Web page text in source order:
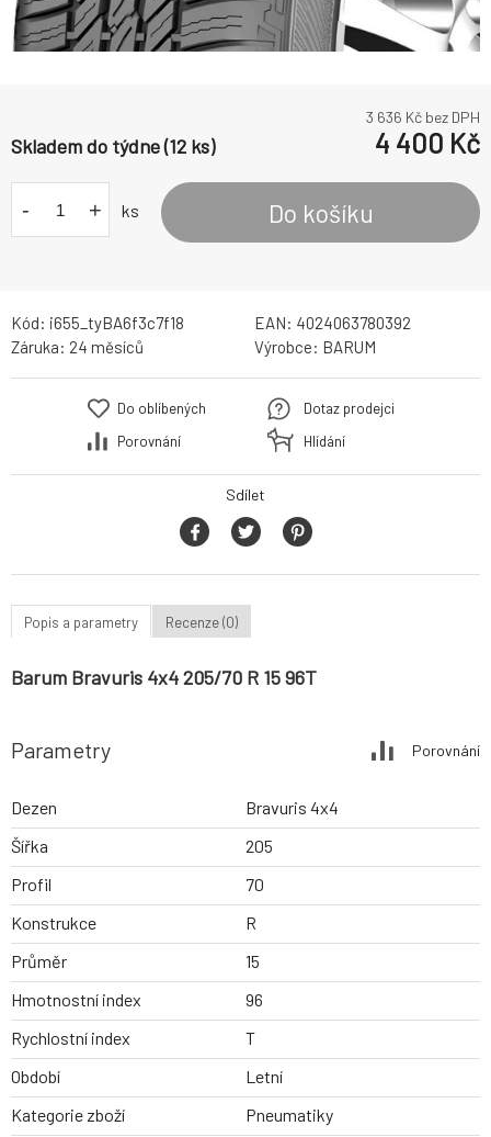
3 636 Kč bez DPH
Skladem do týdne (12 ks) 4 400 Kč
- + ks Do košíku
Kód: i655_tyBA6f3c7f18 EAN: 4024063780392
Záruka: 24 měsíců Výrobce: BARUM
Do oblíbených
Porovnání
Dotaz prodejci
Hlídání
Sdílet
Popis a parametry Recenze (0)
Barum Bravuris 4x4 205/70 R 15 96T
Parametry Porovnání
Dezen
Bravuris 4x4
Šířka
205
Profil
70
Konstrukce
R
Průměr
15
Hmotnostní index
96
Rychlostní index
T
Období
Letní
Kategorie zboží
Pneumatiky